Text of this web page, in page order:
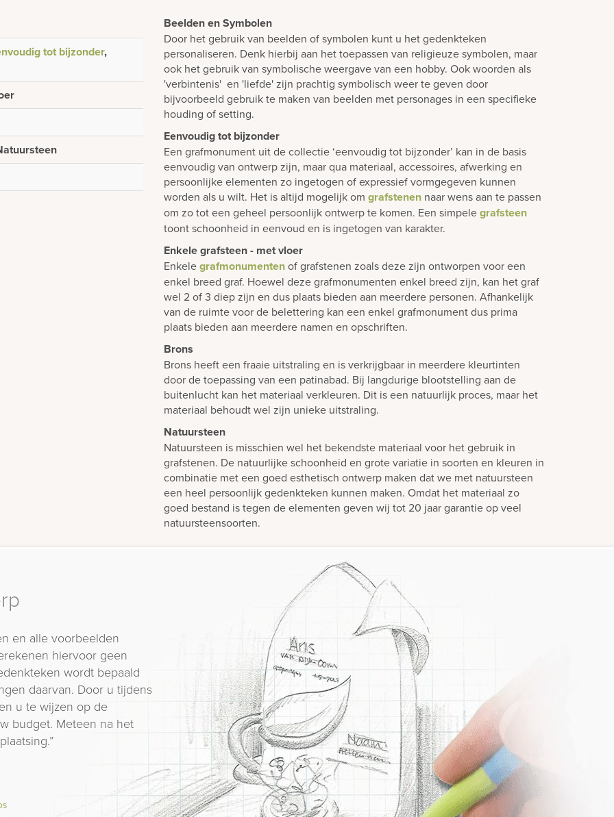
tot bijzonder,
Beelden en Symbolen
Door het gebruik van beelden of symbolen kunt u het gedenkteken
personaliseren. Denk hierbij aan het toepassen van religieuze symbolen, maar
ook het gebruik van symbolische weergave van een hobby. Ook woorden als
'verbintenis' en 'liefde' zijn prachtig symbolisch weer te geven door
bijvoorbeeld gebruik te maken van beelden met personages in een specifieke
houding of setting.
Eenvoudig tot bijzonder
Een grafmonument uit de collectie ‘eenvoudig tot bijzonder’ kan in de basis
eenvoudig van ontwerp zijn, maar qua materiaal, accessoires, afwerking en
persoonlijke elementen zo ingetogen of expressief vormgegeven kunnen
worden als u wilt. Het is altijd mogelijk om grafstenen naar wens aan te passen
om zo tot een geheel persoonlijk ontwerp te komen. Een simpelegrafsteen
toont schoonheid in eenvoud en is ingetogen van karakter.
Enkele grafsteen - met vloer
Enkelegrafmonumentenof grafstenen zoals deze zijn ontworpen voor een
enkel breed graf. Hoewel deze grafmonumenten enkel breed zijn, kan het graf
wel 2 of 3 diep zijn en dus plaats bieden aan meerdere personen. Afhankelijk
van de ruimte voor de belettering kan een enkel grafmonument dus prima
plaats bieden aan meerdere namen en opschriften.
Brons
Brons heeft een fraaie uitstraling en is verkrijgbaar in meerdere kleurtinten
door de toepassing van een patinabad. Bij langdurige blootstelling aan de
buitenlucht kan het materiaal verkleuren. Dit is een natuurlijk proces, maar het
materiaal behoudt wel zijn unieke uitstraling.
Natuursteen
Natuursteen is misschien wel het bekendste materiaal voor het gebruik in
grafstenen. De natuurlijke schoonheid en grote variatie in soorten en kleuren in
combinatie met een goed esthetisch ontwerp maken dat we met natuursteen
een heel persoonlijk gedenkteken kunnen maken. Omdat het materiaal zo
goed bestand is tegen de elementen geven wij tot 20 jaar garantie op veel
natuursteensoorten.
en alle voorbeelden
hiervoor geen
wordt bepaald
daarvan. Door u tijdens
u te wijzen op de
budget. Meteen na het